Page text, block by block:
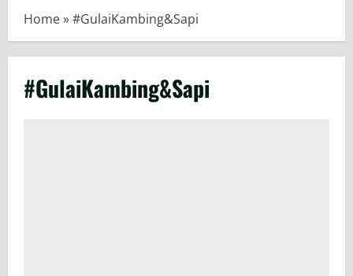
Home»#GulaiKambing&Sapi
#GulaiKambing&Sapi